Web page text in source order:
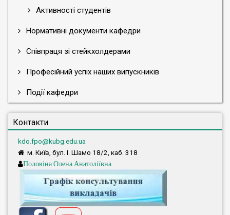
Активності студентів
Нормативні документи кафедри
Співпраця зі стейкхолдерами
Професійний успіх наших випускників
Події кафедри
Контакти
kdo.fpo@kubg.edu.ua
м. Київ, бул. І. Шамо 18/2, каб. 318
Половіна Олена Анатоліївна